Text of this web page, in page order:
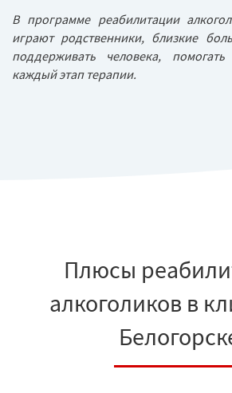
В программе реабилитации
играют родственники, близкие
поддерживать человека,
каждый этап терапии.
Плюсы
алкоголиков в